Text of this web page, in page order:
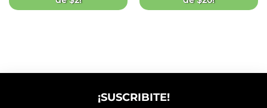
¡SUSCRIBITE!